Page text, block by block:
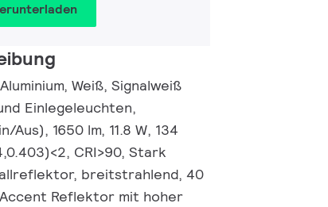
Weiß, Signalweiß
Einlegeleuchten,
1650 lm, 11.8 W, 134
CRI>90, Stark
breitstrahlend, 40
Reflektor mit hoher